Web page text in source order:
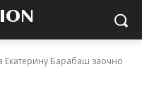
Екатерину Барабаш заочно